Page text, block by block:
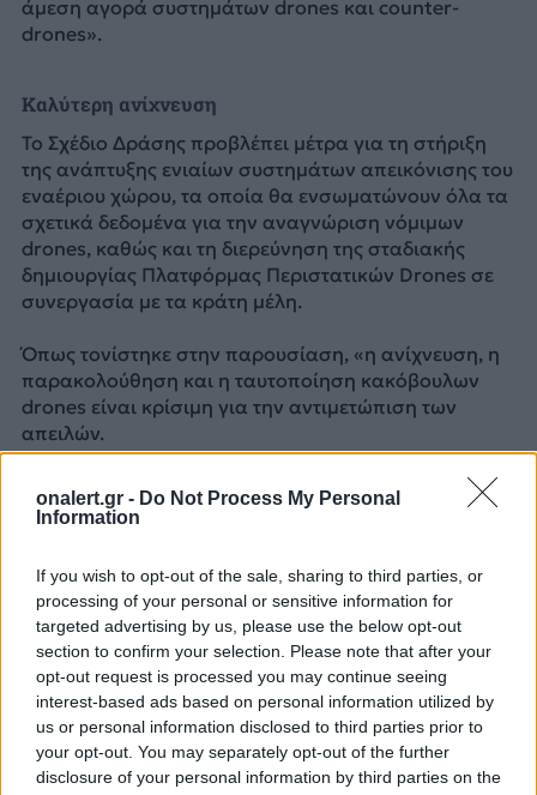
onalert.gr - Do Not Process My Personal
Information
If you wish to opt-out of the sale, sharing to third parties, or
processing of your personal or sensitive information for
targeted advertising by us, please use the below opt-out
section to confirm your selection. Please note that after your
opt-out request is processed you may continue seeing
interest-based ads based on personal information utilized by
us or personal information disclosed to third parties prior to
your opt-out. You may separately opt-out of the further
disclosure of your personal information by third parties on the
άμεση αγορά συστημάτων drones και counter-
drones».
Καλύτερη ανίχνευση
Το Σχέδιο Δράσης προβλέπει μέτρα για τη στήριξη
της ανάπτυξης ενιαίων συστημάτων απεικόνισης του
εναέριου χώρου, τα οποία θα ενσωματώνουν όλα τα
σχετικά δεδομένα για την αναγνώριση νόμιμων
drones, καθώς και τη διερεύνηση της σταδιακής
δημιουργίας Πλατφόρμας Περιστατικών Drones σε
συνεργασία με τα κράτη μέλη.
Όπως τονίστηκε στην παρουσίαση, «η ανίχνευση, η
παρακολούθηση και η ταυτοποίηση κακόβουλων
drones είναι κρίσιμη για την αντιμετώπιση των
απειλών.
Αυτό απαιτεί μια ενισχυμένη επιχειρησιακή εικόνα,
ώστε να διακρίνονται τα φιλικά από τα εχθρικά
Ενίσχυση της αντίδρασης
Παρότι τα κράτη -μέλη έχουν την κύρια ευθύνη για τα
μέτρα αντιμετώπισης απειλών από drones, η ΕΕ
προσανατολίζεται στην ανάπτυξη κυρίαρχων
ευρωπαϊκών συστημάτων «Διοίκησης και Ελέγχου»
με τεχνητή νοημοσύνη και θα εξετάσει τη δημιουργία
Ταχέων Ομάδων Έκτακτης Αντίδρασης κατά Drones,